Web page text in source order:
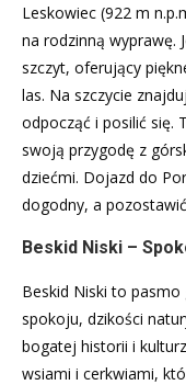
Leskowiec (922 m
na rodzinną wyprawę.
szczyt, oferujący
las. Na szczycie
odpocząć i posilić się.
swoją przygodę z
dziećmi. Dojazd do
dogodny, a
Beskid Niski –
Beskid Niski to
spokoju, dzikości
bogatej historii i
wsiami i cerkwiami,